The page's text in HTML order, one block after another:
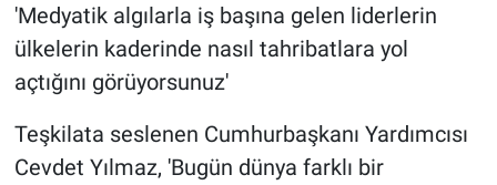
'Medyatik algılarla iş başına gelen liderlerin
ülkelerin kaderinde nasıl tahribatlara yol
açtığını görüyorsunuz'
Teşkilata seslenen Cumhurbaşkanı Yardımcısı
Cevdet Yılmaz, 'Bugün dünya farklı bir